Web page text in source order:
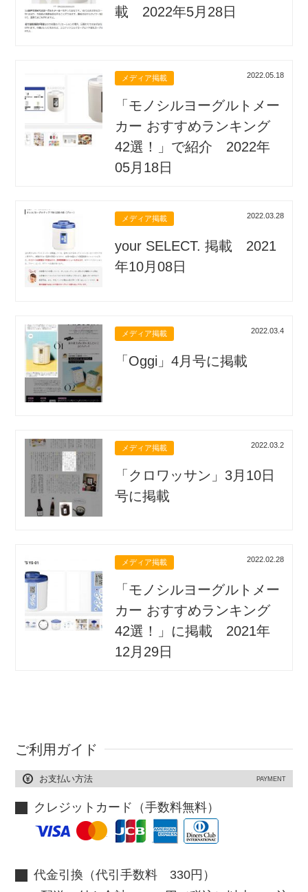
載 2022年5月28日
メディア掲載 2022.05.18
「モノシルヨーグルトメー
カー おすすめランキング
42選！」で紹介 2022年
05月18日
メディア掲載 2022.03.28
your SELECT. 掲載 2021
年10月08日
メディア掲載 2022.03.4
「Oggi」4月号に掲載
メディア掲載 2022.03.2
「クロワッサン」3月10日
号に掲載
メディア掲載 2022.02.28
「モノシルヨーグルトメー
カー おすすめランキング
42選！」に掲載 2021年
12月29日
ご利用ガイド
お支払い方法 PAYMENT
クレジットカード（手数料無料）
代金引換（代引手数料 330円）